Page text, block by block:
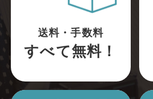
送料・手数料
すべて無料！